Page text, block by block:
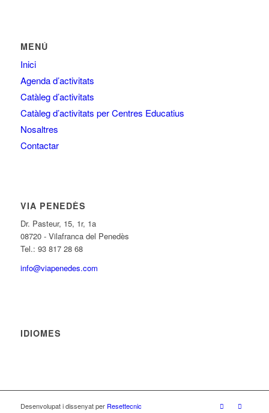
MENÚ
Inici
Agenda d’activitats
Catàleg d’activitats
Catàleg d’activitats per Centres Educatius
Nosaltres
Contactar
VIA PENEDÈS
Dr. Pasteur, 15, 1r, 1a
08720 - Vilafranca del Penedès
Tel.: 93 817 28 68
info@viapenedes.com
IDIOMES
Desenvolupat i dissenyat per Resettecnic